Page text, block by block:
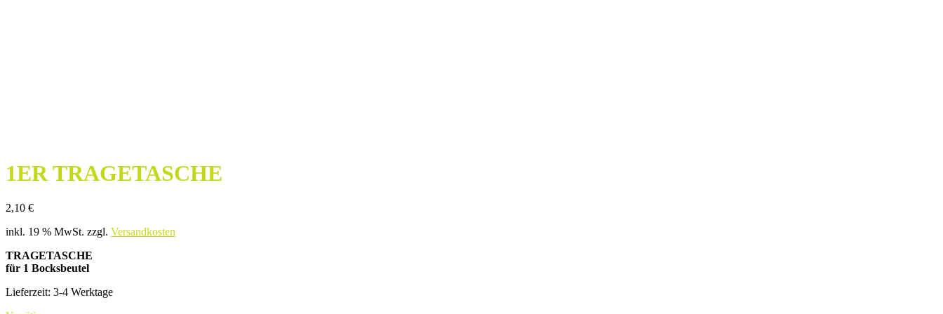
1ER TRAGETASCHE
2,10 €
inkl. 19 % MwSt. zzgl. Versandkosten
TRAGETASCHE
für 1 Bocksbeutel
Lieferzeit: 3-4 Werktage